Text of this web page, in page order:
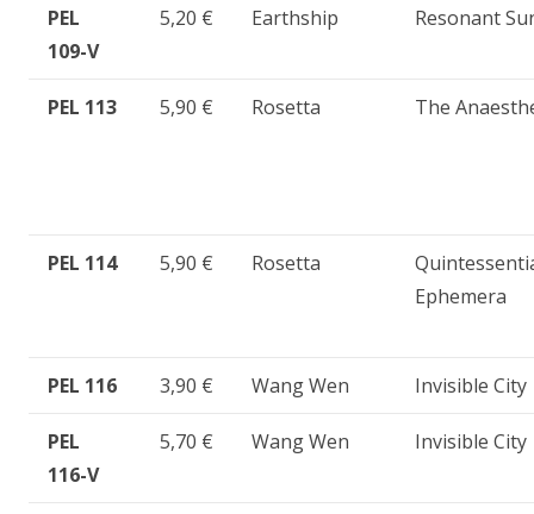
PEL
109-V
5,20 € Earthship Resonant
PEL 113 5,90 € Rosetta The
PEL 114 5,90 € Rosetta
Ephemera
PEL 116 3,90 € Wang Wen Invisible City
PEL
116-V
5,70 € Wang Wen Invisible City